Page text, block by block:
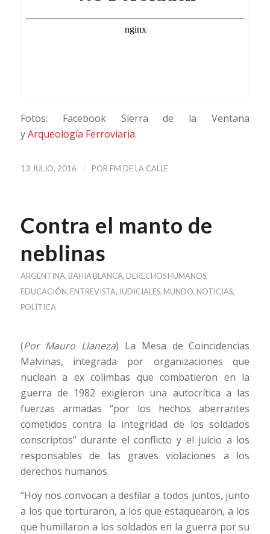
Fotos: Facebook Sierra de la Ventana
yArqueología Ferroviaria.
13 JULIO, 2016 / POR FM DE LA CALLE
Contra el manto de
neblinas
ARGENTINA, BAHIA BLANCA, DERECHOS HUMANOS,
EDUCACIÓN, ENTREVISTA, JUDICIALES, MUNDO, NOTICIAS,
POLÍTICA
(Por Mauro Llaneza) La Mesa de Coincidencias
Malvinas, integrada por organizaciones que
nuclean a ex colimbas que combatieron en la
guerra de 1982 exigieron una autocrítica a las
fuerzas armadas “por los hechos aberrantes
cometidos contra la integridad de los soldados
conscriptos” durante el conflicto y el juicio a los
responsables de las graves violaciones a los
derechos humanos.
“Hoy nos convocan a desfilar a todos juntos, junto
a los que torturaron, a los que estaquearon, a los
que humillaron a los soldados en la guerra por su